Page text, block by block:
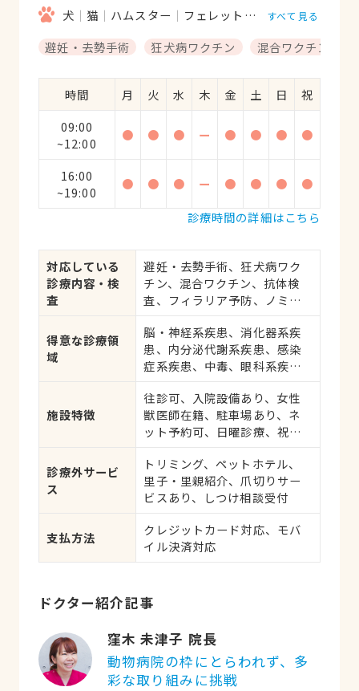
犬
猫 ハムスター フェレット モルモット
すべて見る
避妊・去勢手術 狂犬病ワクチン 混合ワクチン
時間 月 火 水 木 金 土 日
祝
09:00
~12:00
● ● ● ー ● ● ● ●
16:00
~19:00
● ● ● ー ● ● ●
●
診療時間の詳細はこちら
対応している
診療内容・検
査
避妊・去勢手術、狂犬病ワク
チン、混合ワクチン、抗体検
査、フィラリア予防、ノミ・
応、健康診断、各種検査、外
科手術
得意な診療領
域
脳・神経系疾患、消化器系疾
患、内分泌代謝系疾患、感染
症系疾患、中毒、眼科系疾
すい臓系疾患、血液・免疫系
疾患、耳系疾患、寄生虫、心
の病気、皮膚系疾患、呼吸器
生殖器系疾患、腫瘍・がん、
アレルギー、歯と口腔系疾
患、けが・その他
施設特徴
往診可、入院設備あり、女性
獣医師在籍、駐車場あり、ネ
ット予約可、日曜診療、祝日
診療外サービ
ス
トリミング、ペットホテル、
里子・里親紹介、爪切りサー
ビスあり、しつけ相談受付
支払方法
クレジットカード対応、モバ
イル決済対応
ドクター紹介記事
窪木 未津子 院長
動物病院の枠にとらわれず、多
彩な取り組みに挑戦